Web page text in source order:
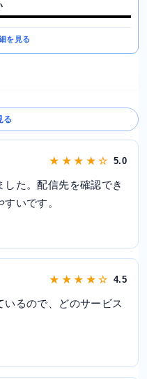
を見る
る
★ ★ ★ ★ ☆ 5.0
た。配信先を確認でき
いです。
★ ★ ★ ★ ☆ 4.5
るので、どのサービス